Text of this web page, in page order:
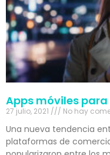
Apps móviles
27 julio, 2021 No hay
Una nueva tendencia
plataformas de